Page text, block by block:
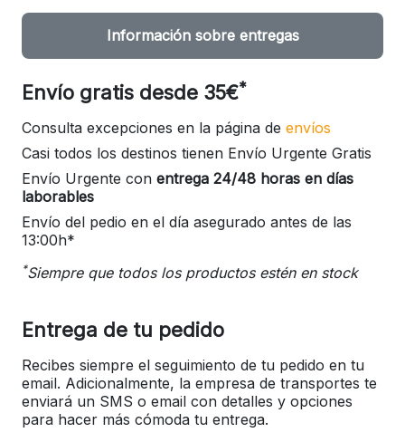
Información sobre entregas
Envío gratis desde 35€*
Consulta excepciones en la página de envíos
Casi todos los destinos tienen Envío Urgente Gratis
Envío Urgente con entrega 24/48 horas en días
laborables
Envío del pedio en el día asegurado antes de las
13:00h*
*Siempre que todos los productos estén en stock
Entrega de tu pedido
Recibes siempre el seguimiento de tu pedido en tu
email. Adicionalmente, la empresa de transportes te
enviará un SMS o email con detalles y opciones
para hacer más cómoda tu entrega.